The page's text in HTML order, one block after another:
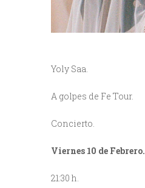
Yoly Saa.
A golpes de Fe Tour.
Concierto.
Viernes 10 de Febrero.
21:30 h.